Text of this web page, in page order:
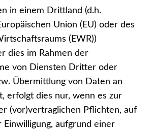
in einem Drittland (d.h.
Union (EU) oder des
(EWR))
dies im Rahmen der
von Diensten Dritter oder
Übermittlung von Daten an
erfolgt dies nur, wenn es zur
(vor)vertraglichen Pflichten, auf
Einwilligung, aufgrund einer